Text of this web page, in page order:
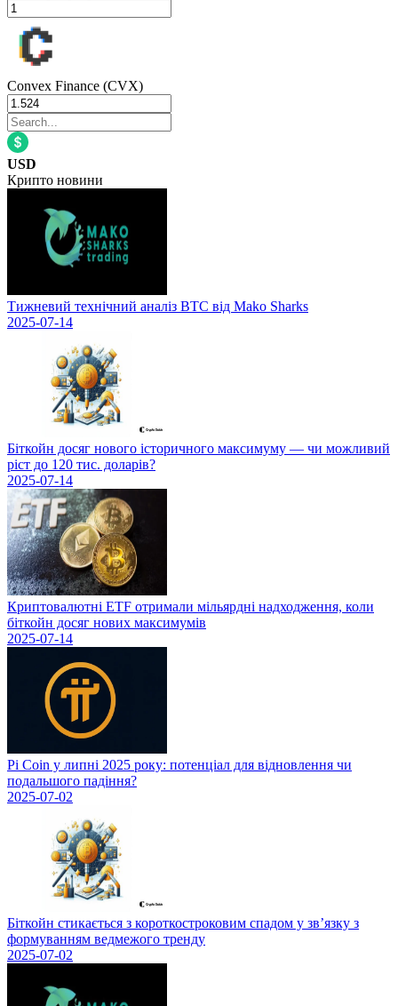
Convex Finance (CVX)
USD
Крипто новини
Тижневий технічний аналіз BTC від Mako Sharks
2025-07-14
Біткойн досяг нового історичного максимуму — чи можливий
ріст до 120 тис. доларів?
2025-07-14
Криптовалютні ETF отримали мільярдні надходження, коли
біткойн досяг нових максимумів
2025-07-14
Pi Coin у липні 2025 року: потенціал для відновлення чи
подальшого падіння?
2025-07-02
Біткойн стикається з короткостроковим спадом у зв’язку з
формуванням ведмежого тренду
2025-07-02